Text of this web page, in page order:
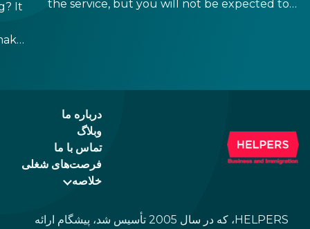
the service, but you will not be expected to
expected to tip too.
It
درباره ما
وبلاگ
تماس با ما
فرصت‌های شغلی
خلاصه
HELPERS، که در سال 2005 تأسیس شد، پیشگام ارائه